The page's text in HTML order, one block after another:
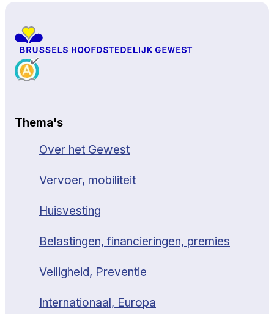
Thema's
Over het Gewest
Vervoer, mobiliteit
Huisvesting
Belastingen, financieringen, premies
Veiligheid, Preventie
Internationaal, Europa